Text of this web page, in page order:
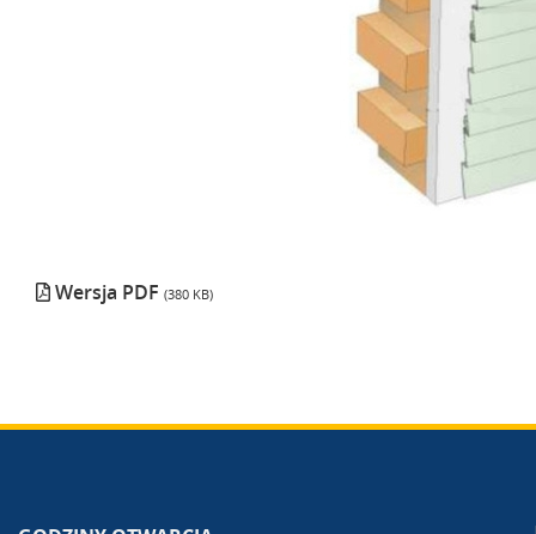
Wersja PDF (380 KB)